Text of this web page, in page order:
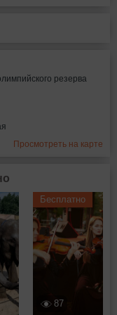
резерва
Просмотреть на карте
Бесплатно
87